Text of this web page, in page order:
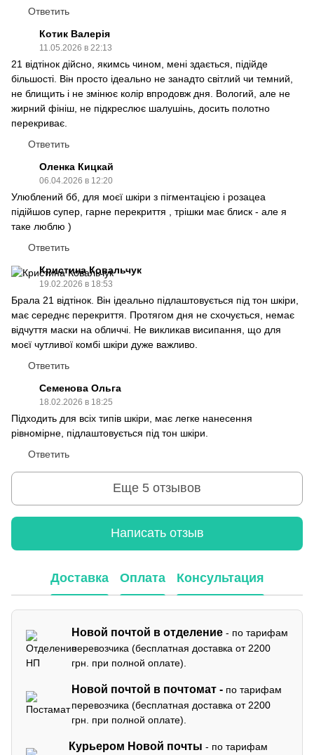
Ответить
Котик Валерія
11.05.2026 в 22:13
21 відтінок дійсно, якимсь чином, мені здається, підійде
більшості. Він просто ідеально не занадто світлий чи темний,
не блищить і не змінює колір впродовж дня. Вологий, але не
жирний фініш, не підкреслює шалушінь, досить полотно
перекриває.
Ответить
Оленка Кицкай
06.04.2026 в 12:20
Улюблений бб, для моєї шкіри з пігментацією і розацеа
підійшов супер, гарне перекриття , трішки має блиск - але я
таке люблю )
Ответить
Кристина Ковальчук
19.02.2026 в 18:53
Брала 21 відтінок. Він ідеально підлаштовується під тон шкіри,
має середнє перекриття. Протягом дня не схочується, немає
відчуття маски на обличчі. Не викликав висипання, що для
моєї чутливої комбі шкіри дуже важливо.
Ответить
Семенова Ольга
18.02.2026 в 18:25
Підходить для всіх типів шкіри, має легке нанесення
рівномірне, підлаштовується під тон шкіри.
Ответить
Еще 5 отзывов
Написать отзыв
Доставка Оплата Консультация
Новой почтой в отделение - по тарифам
перевозчика (бесплатная доставка от 2200
грн. при полной оплате).
Новой почтой в почтомат - по тарифам
перевозчика (бесплатная доставка от 2200
грн. при полной оплате).
Курьером Новой почты - по тарифам